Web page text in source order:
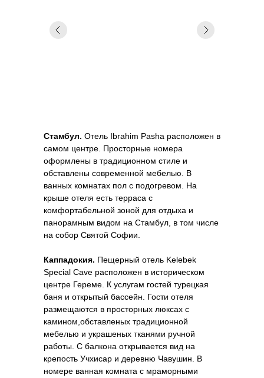
Стамбул. Отель Ibrahim Pasha расположен в
самом центре. Просторные номера
оформлены в традиционном стиле и
обставлены современной мебелью. В
ванных комнатах пол с подогревом. На
крыше отеля есть терраса с
комфортабельной зоной для отдыха и
панорамным видом на Стамбул, в том числе
на собор Святой Софии.
Каппадокия. Пещерный отель Kelebek
Special Cave расположен в историческом
центре Гереме. К услугам гостей турецкая
баня и открытый бассейн. Гости отеля
размещаются в просторных люксах с
камином,обставленых традиционной
мебелью и украшеных тканями ручной
работы. С балкона открывается вид на
крепость Учхисар и деревню Чавушин. В
номере ванная комната с мраморными